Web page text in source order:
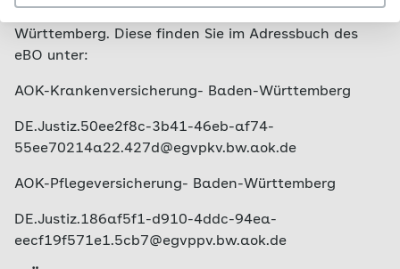
Württemberg. Diese finden Sie im Adressbuch des
eBO unter:
AOK-Krankenversicherung- Baden-Württemberg
DE.Justiz.50ee2f8c-3b41-46eb-af74-
55ee70214a22.427d@egvpkv.bw.aok.de
AOK-Pflegeversicherung- Baden-Württemberg
DE.Justiz.186af5f1-d910-4ddc-94ea-
eecf19f571e1.5cb7@egvppv.bw.aok.de